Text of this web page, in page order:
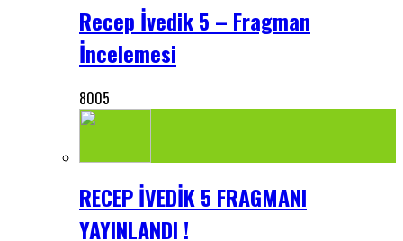
Recep İvedik 5 – Fragman
İncelemesi
8005
RECEP İVEDİK 5 FRAGMANI
YAYINLANDI !